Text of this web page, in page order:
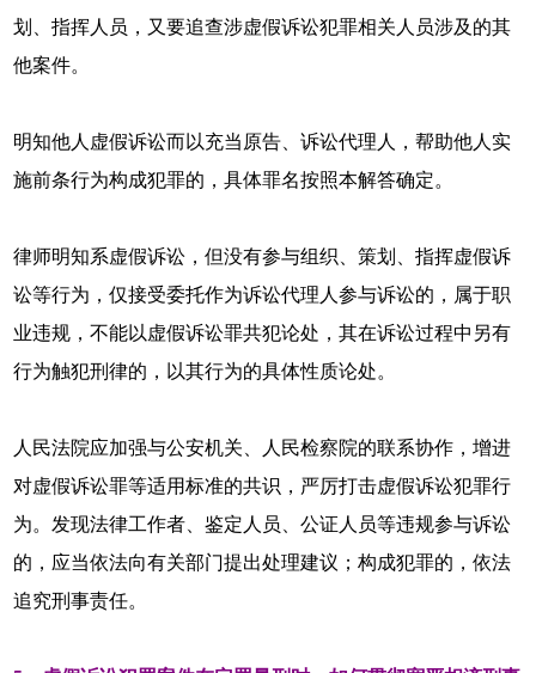
划、指挥人员，又要追查涉虚假诉讼犯罪相关人员涉及的其
他案件。
明知他人虚假诉讼而以充当原告、诉讼代理人，帮助他人实
施前条行为构成犯罪的，具体罪名按照本解答确定。
律师明知系虚假诉讼，但没有参与组织、策划、指挥虚假诉
讼等行为，仅接受委托作为诉讼代理人参与诉讼的，属于职
业违规，不能以虚假诉讼罪共犯论处，其在诉讼过程中另有
行为触犯刑律的，以其行为的具体性质论处。
人民法院应加强与公安机关、人民检察院的联系协作，增进
对虚假诉讼罪等适用标准的共识，严厉打击虚假诉讼犯罪行
为。发现法律工作者、鉴定人员、公证人员等违规参与诉讼
的，应当依法向有关部门提出处理建议；构成犯罪的，依法
追究刑事责任。